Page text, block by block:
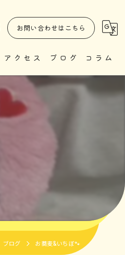
お問い合わせはこちら
アクセス ブログ コラム
ブログ お蕎麦&いちぼ🐾